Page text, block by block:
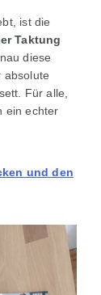
ist die
Taktung
diese
absolute
Für alle,
ein echter
und den